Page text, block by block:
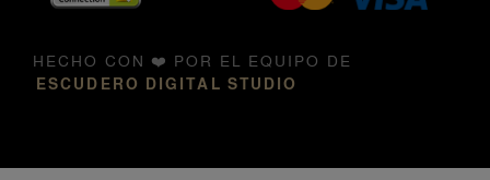
HECHO CON ❤️ POR EL EQUIPO DE
ESCUDERO DIGITAL STUDIO